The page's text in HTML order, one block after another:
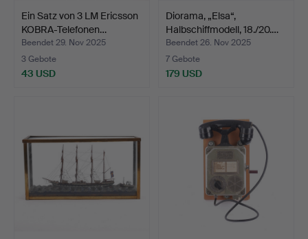
Ein Satz von 3 LM Ericsson
KOBRA-Telefonen…
Beendet 29. Nov 2025
3 Gebote
43 USD
Diorama, „Elsa“,
Halbschiffmodell, 18./20.…
Beendet 26. Nov 2025
7 Gebote
179 USD